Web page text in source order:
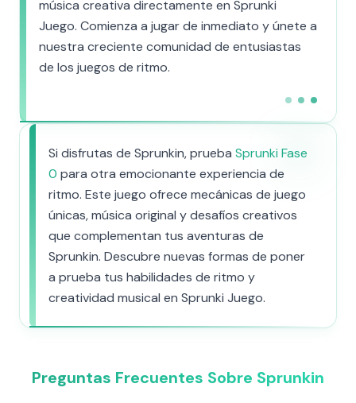
música creativa directamente en Sprunki
Juego. Comienza a jugar de inmediato y únete a
nuestra creciente comunidad de entusiastas
de los juegos de ritmo.
Si disfrutas de Sprunkin, prueba Sprunki Fase
0 para otra emocionante experiencia de
ritmo. Este juego ofrece mecánicas de juego
únicas, música original y desafíos creativos
que complementan tus aventuras de
Sprunkin. Descubre nuevas formas de poner
a prueba tus habilidades de ritmo y
creatividad musical en Sprunki Juego.
Preguntas Frecuentes Sobre Sprunkin